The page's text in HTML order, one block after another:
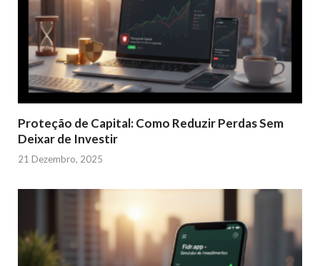
Proteção de Capital: Como Reduzir Perdas Sem
Deixar de Investir
21 Dezembro, 2025